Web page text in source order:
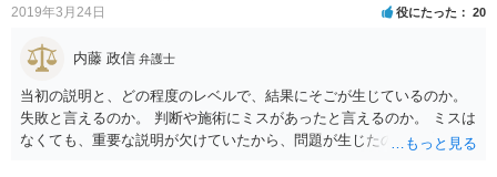
因果関係」です。 手術のミスと関係のないことまでは責任追及ができ
しく悪くなってしまったとか， 手術のミスの結果，入院期間が延びて
しまったとかいう事情があれば， 追加請求が可能な余地があります。
ただし，手術代の返金に応じた際に「これ以上金銭の請求はしませ
ん」という趣旨の合意をしてしまっていると， 上記の請求は，基本的
には困難となります。
2019年3月24日 役にたった 20
内藤 政信 弁護士
当初の説明と、どの程度のレベルで、結果にそごが生じているのか。
失敗と言えるのか。 判断や施術にミスがあったと言えるのか。 ミスは
なくても、重要な説明が欠けていたから、問題が生じたのか。 美容整